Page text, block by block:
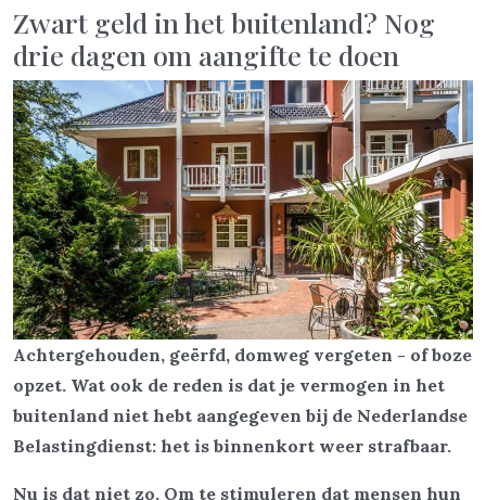
Zwart geld in het buitenland? Nog
drie dagen om aangifte te doen
Achtergehouden, geërfd, domweg vergeten - of boze
opzet. Wat ook de reden is dat je vermogen in het
buitenland niet hebt aangegeven bij de Nederlandse
Belastingdienst: het is binnenkort weer strafbaar.
Nu is dat niet zo. Om te stimuleren dat mensen hun